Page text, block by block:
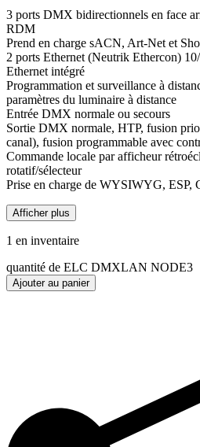
3 ports DMX bidirectionnels en face
RDM
Prend en charge sACN, Art-Net et
2 ports Ethernet (Neutrik Ethercon)
Ethernet intégré
Programmation et surveillance à
paramètres du luminaire à distance
Entrée DMX normale ou secours
Sortie DMX normale, HTP, fusion
canal), fusion programmable avec
Commande locale par afficheur
rotatif/sélecteur
Prise en charge de WYSIWYG, ESP,
Afficher plus
1 en inventaire
quantité de ELC DMXLAN NODE3
Ajouter au panier